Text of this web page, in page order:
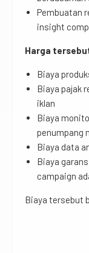
Pembuatan
insight
Harga
Biaya
Biaya pajak
iklan
Biaya
penumpang
Biaya data
Biaya
campaign
Biaya tersebut